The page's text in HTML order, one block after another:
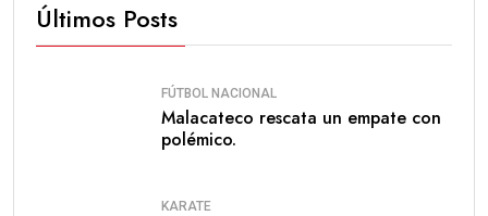
Últimos Posts
FÚTBOL NACIONAL
Malacateco rescata un empate con
polémico.
KARATE